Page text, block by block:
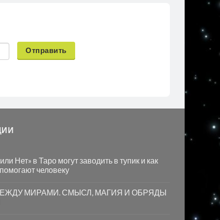
Отправить
Нет» в Таро могут заводить в тупик и как
человеку
МИРАМИ. СМЫСЛ, МАГИЯ И ОБРЯДЫ